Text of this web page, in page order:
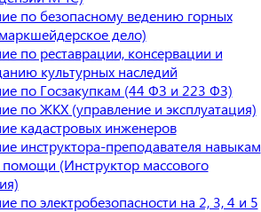
по безопасному ведению горных
дело)
по реставрации, консервации и
культурных наследий
по Госзакупкам (44 ФЗ и 223 ФЗ)
по ЖКХ (управление и эксплуатация)
кадастровых инженеров
инструктора-преподавателя навыкам
(Инструктор массового
по электробезопасности на 2, 3, 4 и 5